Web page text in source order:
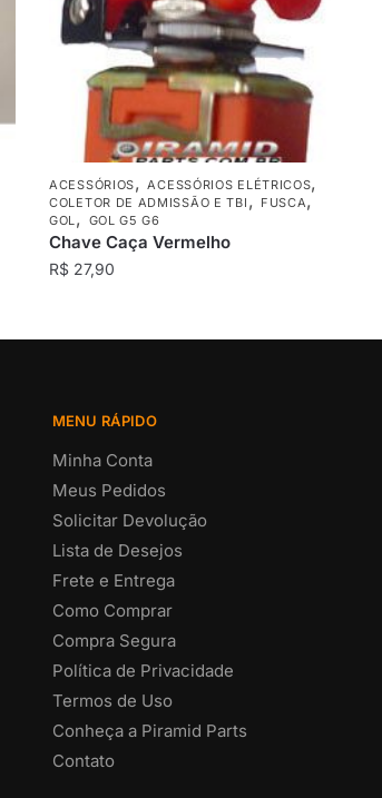
ACESSÓRIOS,ACESSÓRIOS ELÉTRICOS,
COLETOR DE ADMISSÃO E TBI , FUSCA,
GOL, GOL G5 G6
Chave Caça Vermelho
R$ 27,90
MENU RÁPIDO
Minha Conta
Meus Pedidos
Solicitar Devolução
Lista de Desejos
Frete e Entrega
Como Comprar
Compra Segura
Política de Privacidade
Termos de Uso
Conheça a Piramid Parts
Contato